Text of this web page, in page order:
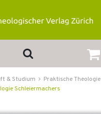
& Studium
Praktische Theologie
Schleiermachers